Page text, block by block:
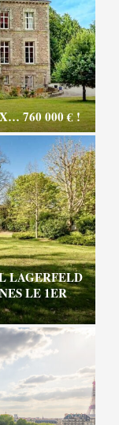
760 000 € !
LAGERFELD
LE 1ER